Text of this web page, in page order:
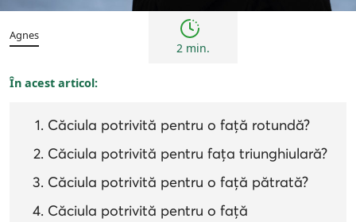
Agnes
2 min.
În acest articol:
Căciula potrivită pentru o față rotundă?
Căciula potrivită pentru fața triunghiulară?
Căciula potrivită pentru o față pătrată?
Căciula potrivită pentru o față